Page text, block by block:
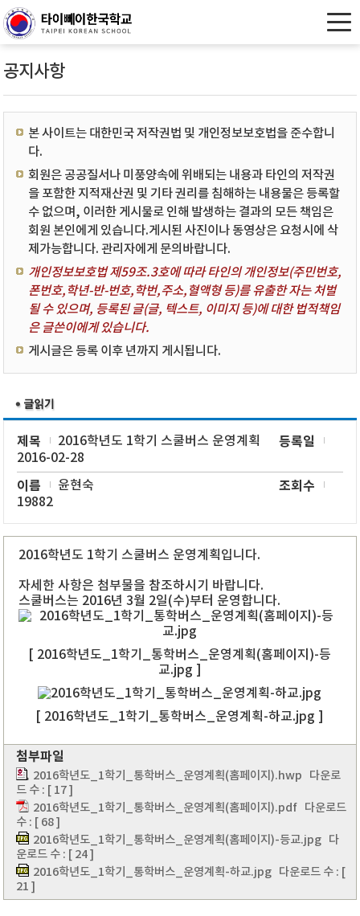
공지사항
본 사이트는 대한민국 저작권법 및 개인정보보호법을 준수합니
다.
회원은 공공질서나 미풍양속에 위배되는 내용과 타인의 저작권
을 포함한 지적재산권 및 기타 권리를 침해하는 내용물은 등록할
수 없으며, 이러한 게시물로 인해 발생하는 결과의 모든 책임은
회원 본인에게 있습니다.게시된 사진이나 동영상은 요청시에 삭
제가능합니다. 관리자에게 문의바랍니다.
개인정보보호법 제59조.3호에 따라 타인의 개인정보(주민번호,
폰번호,학년-반-번호,학번,주소,혈액형 등)를 유출한 자는 처벌
될 수 있으며, 등록된 글(글, 텍스트, 이미지 등)에 대한 법적책임
은 글쓴이에게 있습니다.
게시글은 등록 이후 년까지 게시됩니다.
제목 2016학년도 1학기 스쿨버스 운영계획 등록일
2016-02-28
이름 윤현숙 조회수
19882
2016학년도 1학기 스쿨버스 운영계획입니다.
자세한 사항은 첨부물을 참조하시기 바랍니다.
스쿨버스는 2016년 3월 2일(수)부터 운영합니다.
[ 2016학년도_1학기_통학버스_운영계획(홈페이지)-등
교.jpg ]
[ 2016학년도_1학기_통학버스_운영계획-하교.jpg ]
첨부파일
2016학년도_1학기_통학버스_운영계획(홈페이지).hwp 다운로
드 수 : [ 17 ]
2016학년도_1학기_통학버스_운영계획(홈페이지).pdf 다운로드
수 : [ 68 ]
2016학년도_1학기_통학버스_운영계획(홈페이지)-등교.jpg 다
운로드 수 : [ 24 ]
2016학년도_1학기_통학버스_운영계획-하교.jpg 다운로드 수 : [
21 ]